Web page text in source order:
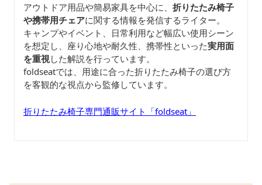
アウトドア用品や簡易家具を中心に、 折りたたみ椅子
や携帯用チェアに関する情報を発信するライター。
キャンプやイベント、日常利用など幅広い使用シーン
を想定し、座り心地や耐久性、携帯性といった実用面
を重視した解説を行っています。
foldseatでは、用途に合った折りたたみ椅子の選び方
を客観的な視点から監修しています。
折りたたみ椅子専門通販サイト「foldseat」